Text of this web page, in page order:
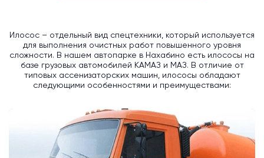
Илосос – отдельный вид спецтехники, который используется
для выполнения очистных работ повышенного уровня
сложности. В нашем автопарке в Нахабино есть илососы на
базе грузовых автомобилей КАМАЗ и МАЗ. В отличие от
типовых ассенизаторских машин, илососы обладают
следующими особенностями и преимуществами: